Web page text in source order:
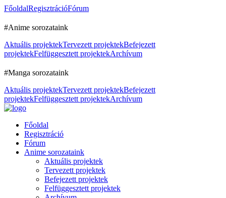
FőoldalRegisztrációFórum
#Anime sorozataink
Aktuális projektekTervezett projektekBefejezett
projektekFelfüggesztett projektekArchívum
#Manga sorozataink
Aktuális projektekTervezett projektekBefejezett
projektekFelfüggesztett projektekArchívum
Főoldal
Regisztráció
Fórum
Anime sorozataink
Aktuális projektek
Tervezett projektek
Befejezett projektek
Felfüggesztett projektek